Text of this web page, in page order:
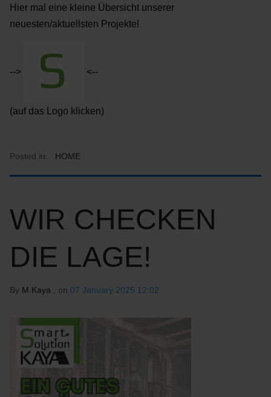
Hier mal eine kleine Übersicht unserer
neuesten/aktuellsten Projekte!
--> <--
(auf das Logo klicken)
Posted in: HOME
WIR CHECKEN
DIE LAGE!
By M.Kaya , on 07 January 2025 12:02